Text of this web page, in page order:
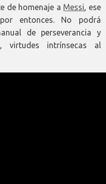
de homenaje a Messi, ese
entonces. No podrá
de perseverancia y
virtudes intrínsecas al